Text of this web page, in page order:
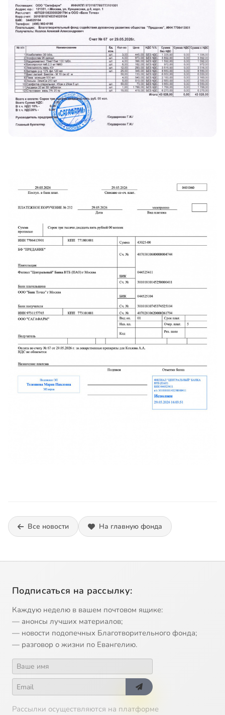
Все новости На главную фонда
Подписаться на рассылку:
Каждую неделю в вашем почтовом ящике:
— анонсы лучших материалов;
— новости подопечных Благотворительного фонда;
— разговор о жизни по Евангелию.
Рассылки осуществляются на платформе